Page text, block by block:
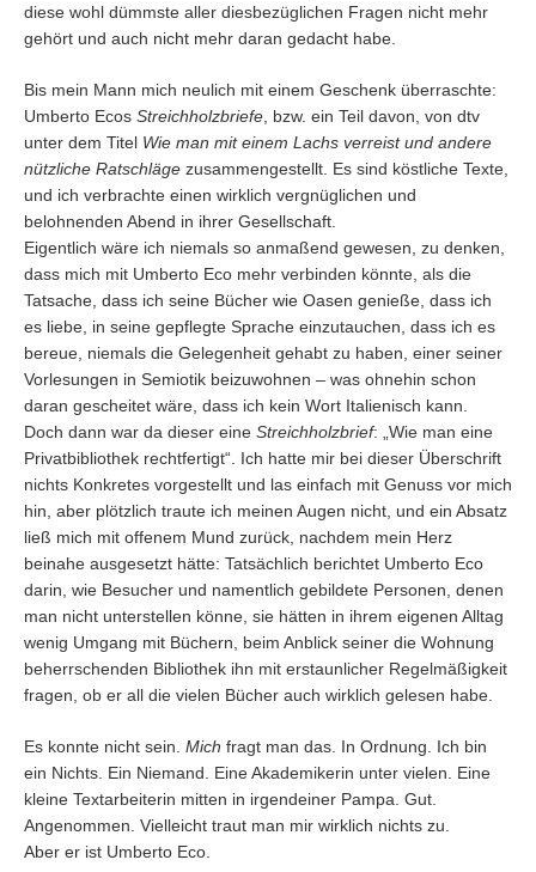
diese wohl dümmste aller diesbezüglichen Fragen nicht mehr
gehört und auch nicht mehr daran gedacht habe.
Bis mein Mann mich neulich mit einem Geschenk überraschte:
Umberto Ecos Streichholzbriefe , bzw. ein Teil davon, von dtv
unter dem Titel Wie man mit einem Lachs verreist und andere
nützliche Ratschläge zusammengestellt. Es sind köstliche Texte,
und ich verbrachte einen wirklich vergnüglichen und
belohnenden Abend in ihrer Gesellschaft.
Eigentlich wäre ich niemals so anmaßend gewesen, zu denken,
dass mich mit Umberto Eco mehr verbinden könnte, als die
Tatsache, dass ich seine Bücher wie Oasen genieße, dass ich
es liebe, in seine gepflegte Sprache einzutauchen, dass ich es
bereue, niemals die Gelegenheit gehabt zu haben, einer seiner
Vorlesungen in Semiotik beizuwohnen – was ohnehin schon
daran gescheitet wäre, dass ich kein Wort Italienisch kann.
Doch dann war da dieser eine Streichholzbrief: „Wie man eine
Privatbibliothek rechtfertigt“. Ich hatte mir bei dieser Überschrift
nichts Konkretes vorgestellt und las einfach mit Genuss vor mich
hin, aber plötzlich traute ich meinen Augen nicht, und ein Absatz
ließ mich mit offenem Mund zurück, nachdem mein Herz
beinahe ausgesetzt hätte: Tatsächlich berichtet Umberto Eco
darin, wie Besucher und namentlich gebildete Personen, denen
man nicht unterstellen könne, sie hätten in ihrem eigenen Alltag
wenig Umgang mit Büchern, beim Anblick seiner die Wohnung
beherrschenden Bibliothek ihn mit erstaunlicher Regelmäßigkeit
fragen, ob er all die vielen Bücher auch wirklich gelesen habe.
Es konnte nicht sein. Mich fragt man das. In Ordnung. Ich bin
ein Nichts. Ein Niemand. Eine Akademikerin unter vielen. Eine
kleine Textarbeiterin mitten in irgendeiner Pampa. Gut.
Angenommen. Vielleicht traut man mir wirklich nichts zu.
Aber er ist Umberto Eco.